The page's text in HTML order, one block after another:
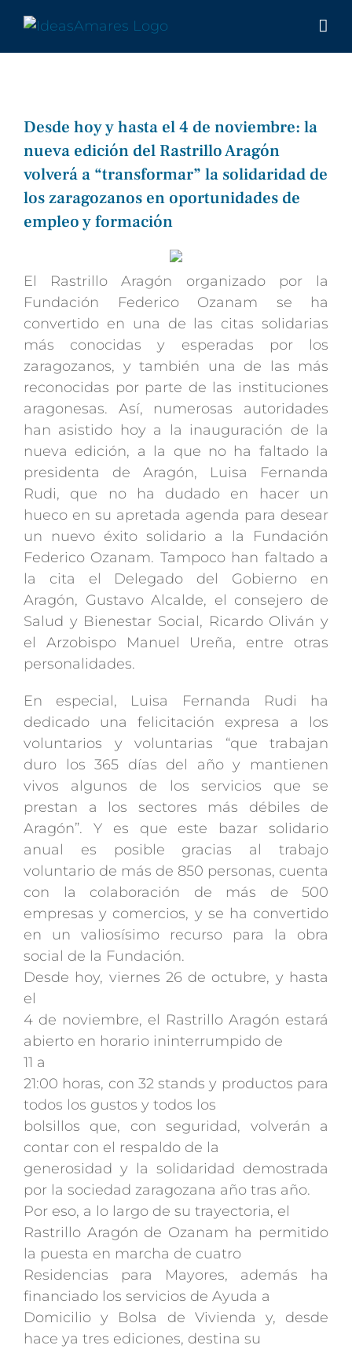
contenido
Desde hoy y hasta el 4 de noviembre: la
nueva edición del Rastrillo Aragón
volverá a “transformar” la solidaridad de
los zaragozanos en oportunidades de
empleo y formación
El Rastrillo Aragón organizado por la
Fundación Federico Ozanam se ha
convertido en una de las citas solidarias
más conocidas y esperadas por los
zaragozanos, y también una de las más
reconocidas por parte de las instituciones
aragonesas. Así, numerosas autoridades
han asistido hoy a la inauguración de la
nueva edición, a la que no ha faltado la
presidenta de Aragón, Luisa Fernanda
Rudi, que no ha dudado en hacer un
hueco en su apretada agenda para desear
un nuevo éxito solidario a la Fundación
Federico Ozanam. Tampoco han faltado a
la cita el Delegado del Gobierno en
Aragón, Gustavo Alcalde, el consejero de
Salud y Bienestar Social, Ricardo Oliván y
el Arzobispo Manuel Ureña, entre otras
personalidades.
En especial, Luisa Fernanda Rudi ha
dedicado una felicitación expresa a los
voluntarios y voluntarias “que trabajan
duro los 365 días del año y mantienen
vivos algunos de los servicios que se
prestan a los sectores más débiles de
Aragón”. Y es que este bazar solidario
anual es posible gracias al trabajo
voluntario de más de 850 personas, cuenta
con la colaboración de más de 500
empresas y comercios, y se ha convertido
en un valiosísimo recurso para la obra
social de la Fundación.
Desde hoy, viernes 26 de octubre, y hasta
el
4 de noviembre, el Rastrillo Aragón estará
abierto en horario ininterrumpido de
11 a
21:00 horas, con 32 stands y productos para
todos los gustos y todos los
bolsillos que, con seguridad, volverán a
contar con el respaldo de la
generosidad y la solidaridad demostrada
por la sociedad zaragozana año tras año.
Por eso, a lo largo de su trayectoria, el
Rastrillo Aragón de Ozanam ha permitido
la puesta en marcha de cuatro
Residencias para Mayores, además ha
financiado los servicios de Ayuda a
Domicilio y Bolsa de Vivienda y, desde
hace ya tres ediciones, destina su